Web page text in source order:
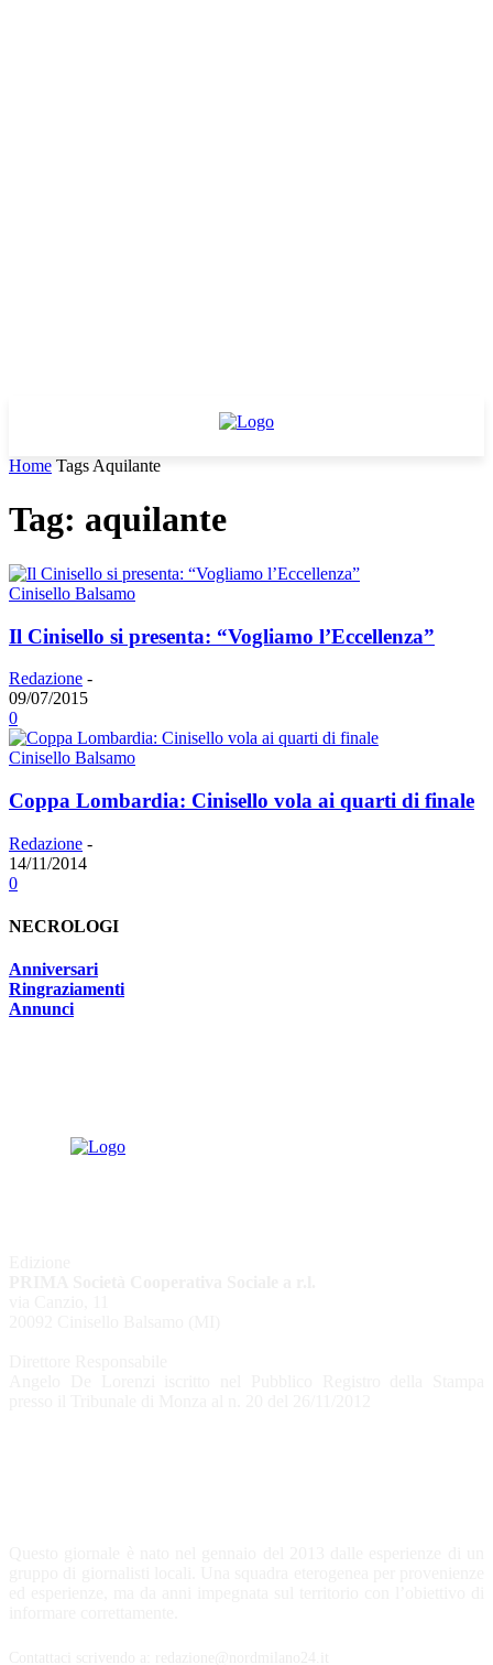
Home Tags Aquilante
Tag: aquilante
Cinisello Balsamo
Il Cinisello si presenta: “Vogliamo l’Eccellenza”
Redazione -
09/07/2015
0
Cinisello Balsamo
Coppa Lombardia: Cinisello vola ai quarti di finale
Redazione -
14/11/2014
0
NECROLOGI
Anniversari
Ringraziamenti
Annunci